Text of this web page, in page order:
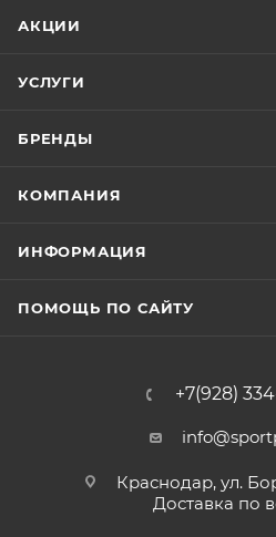
АКЦИИ
УСЛУГИ
БРЕНДЫ
КОМПАНИЯ
ИНФОРМАЦИЯ
ПОМОЩЬ ПО САЙТУ
+7(928)
Краснодар, ул.
Доставка по